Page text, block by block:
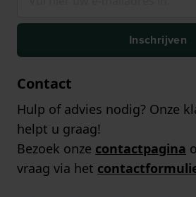
Inschrijven
Contact
Hulp of advies nodig? Onze
helpt u graag!
Bezoek onze contactpagina
vraag via het